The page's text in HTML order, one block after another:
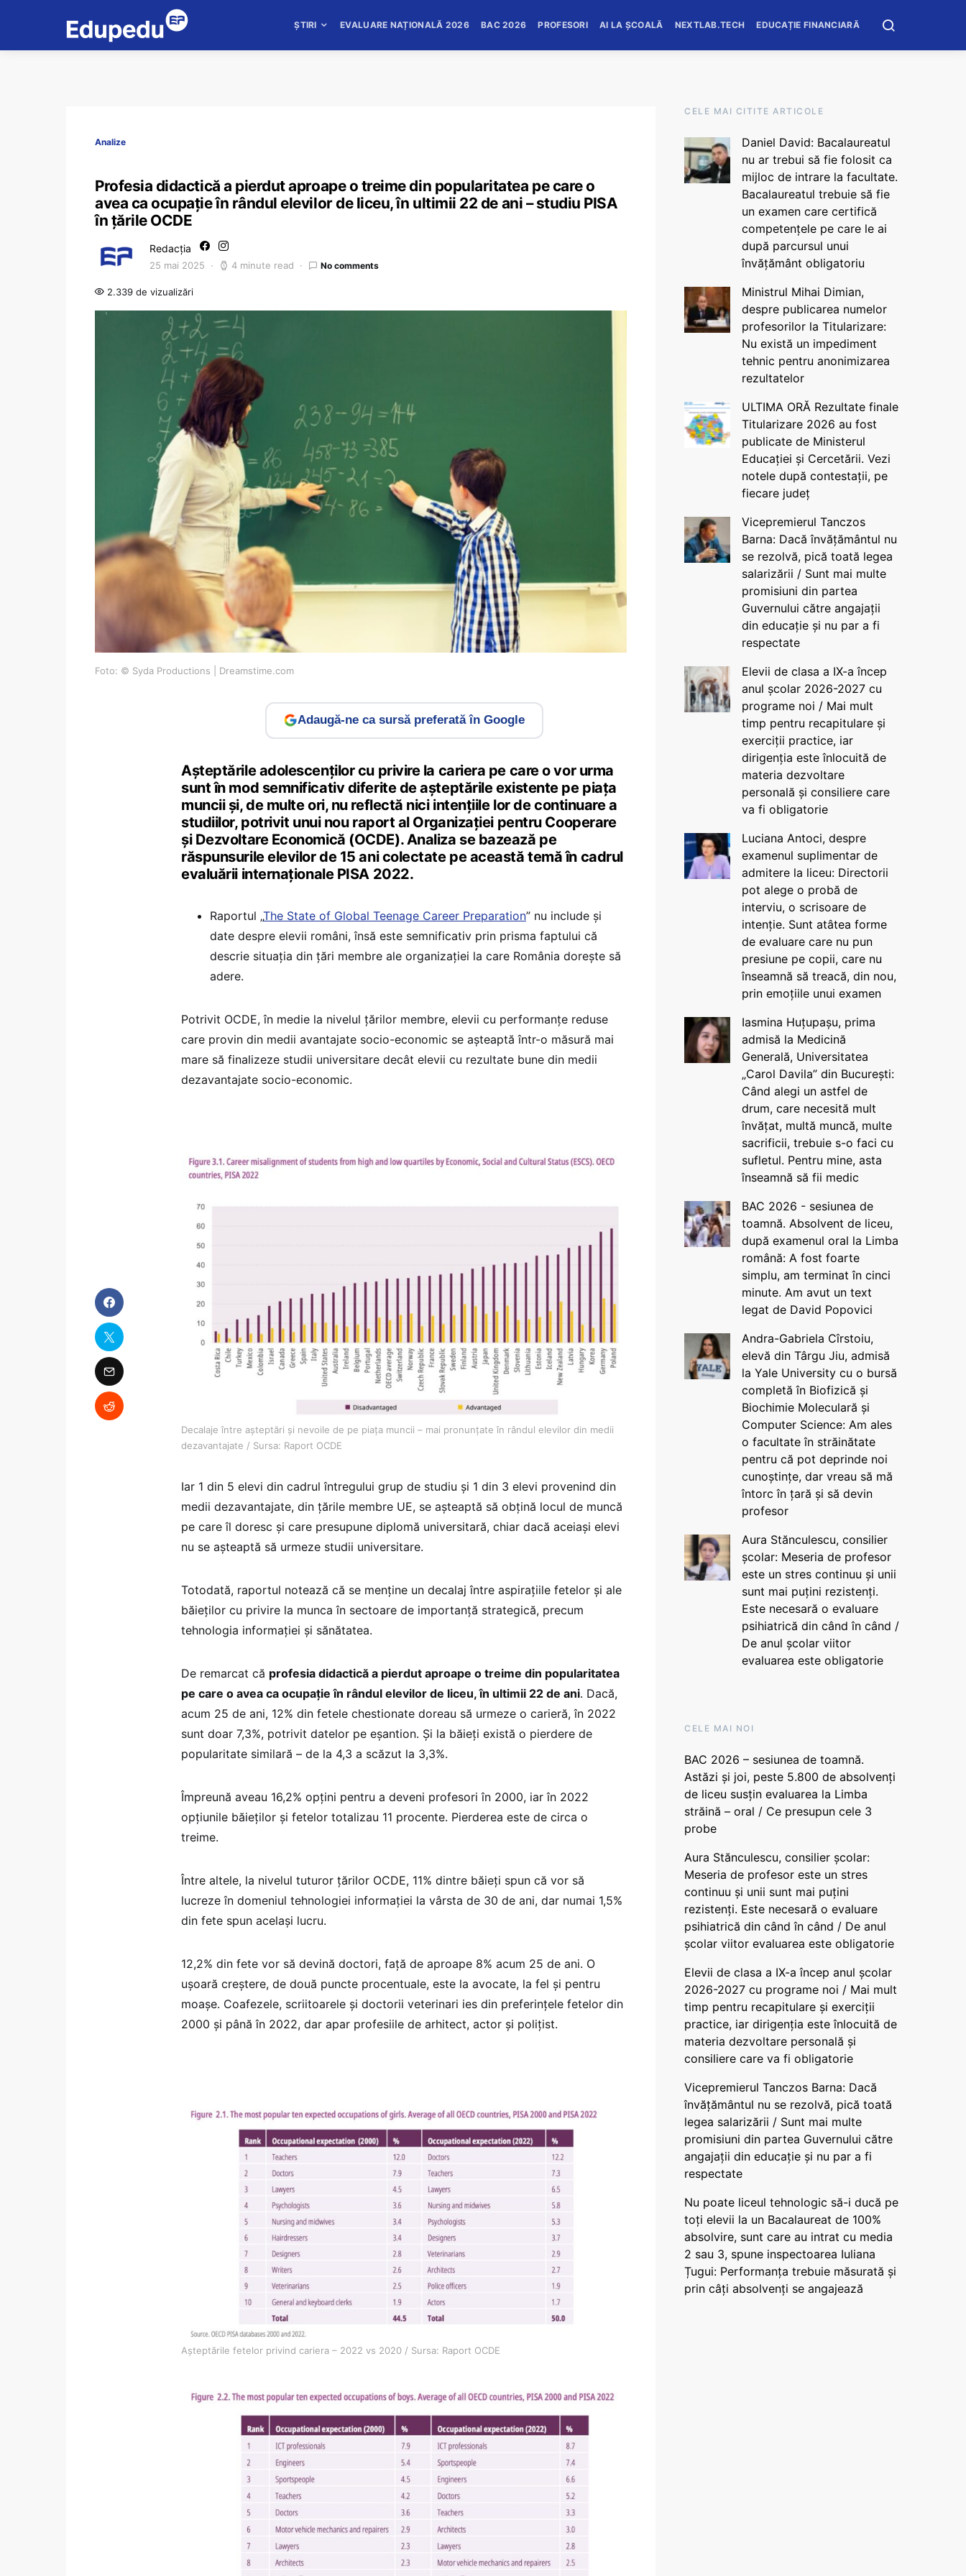
ȘTIRI EVALUARE NAȚIONALĂ 2026 BAC 2026 PROFESORI AI LA ȘCOALĂ NEXTLAB.TECH EDUCAȚIE FINANCIARĂ
Analize
Profesia didactică a pierdut aproape o treime din popularitatea pe care o
avea ca ocupație în rândul elevilor de liceu, în ultimii 22 de ani – studiu PISA
în țările OCDE
Redacția
25 mai 2025 4 minute read No comments
2.339 de vizualizări
Foto: © Syda Productions | Dreamstime.com
Adaugă-ne ca sursă preferată în Google
Așteptările adolescenților cu privire la cariera pe care o vor urma
sunt în mod semnificativ diferite de așteptările existente pe piața
muncii și, de multe ori, nu reflectă nici intențiile lor de continuare a
studiilor, potrivit unui nou raport al Organizației pentru Cooperare
și Dezvoltare Economică (OCDE). Analiza se bazează pe
răspunsurile elevilor de 15 ani colectate pe această temă în cadrul
evaluării internaționale PISA 2022.
Raportul „The State of Global Teenage Career Preparation” nu include și
date despre elevii români, însă este semnificativ prin prisma faptului că
descrie situația din țări membre ale organizației la care România dorește să
adere.
Potrivit OCDE, în medie la nivelul țărilor membre, elevii cu performanțe reduse
care provin din medii avantajate socio-economic se așteaptă într-o măsură mai
mare să finalizeze studii universitare decât elevii cu rezultate bune din medii
dezavantajate socio-economic.
Decalaje între așteptări și nevoile de pe piața muncii – mai pronunțate în rândul elevilor din medii
dezavantajate / Sursa: Raport OCDE
Iar 1 din 5 elevi din cadrul întregului grup de studiu și 1 din 3 elevi provenind din
medii dezavantajate, din țările membre UE, se așteaptă să obțină locul de muncă
pe care îl doresc și care presupune diplomă universitară, chiar dacă aceiași elevi
nu se așteaptă să urmeze studii universitare.
Totodată, raportul notează că se menține un decalaj între aspirațiile fetelor și ale
băieților cu privire la munca în sectoare de importanță strategică, precum
tehnologia informației și sănătatea.
De remarcat că profesia didactică a pierdut aproape o treime din popularitatea
pe care o avea ca ocupație în rândul elevilor de liceu, în ultimii 22 de ani. Dacă,
acum 25 de ani, 12% din fetele chestionate doreau să urmeze o carieră, în 2022
sunt doar 7,3%, potrivit datelor pe eșantion. Și la băieți există o pierdere de
popularitate similară – de la 4,3 a scăzut la 3,3%.
Împreună aveau 16,2% opțini pentru a deveni profesori în 2000, iar în 2022
opțiunile băieților și fetelor totalizau 11 procente. Pierderea este de circa o
treime.
Între altele, la nivelul tuturor țărilor OCDE, 11% dintre băieți spun că vor să
lucreze în domeniul tehnologiei informației la vârsta de 30 de ani, dar numai 1,5%
din fete spun același lucru.
12,2% din fete vor să devină doctori, față de aproape 8% acum 25 de ani. O
ușoară creștere, de două puncte procentuale, este la avocate, la fel și pentru
moașe. Coafezele, scriitoarele și doctorii veterinari ies din preferințele fetelor din
2000 și până în 2022, dar apar profesiile de arhitect, actor și polițist.
Așteptările fetelor privind cariera – 2022 vs 2020 / Sursa: Raport OCDE
CELE MAI CITITE ARTICOLE
Daniel David: Bacalaureatul
nu ar trebui să fie folosit ca
mijloc de intrare la facultate.
Bacalaureatul trebuie să fie
un examen care certifică
competențele pe care le ai
după parcursul unui
învățământ obligatoriu
Ministrul Mihai Dimian,
despre publicarea numelor
profesorilor la Titularizare:
Nu există un impediment
tehnic pentru anonimizarea
rezultatelor
ULTIMA ORĂ Rezultate finale
Titularizare 2026 au fost
publicate de Ministerul
Educației și Cercetării. Vezi
notele după contestații, pe
fiecare județ
Vicepremierul Tanczos
Barna: Dacă învățământul nu
se rezolvă, pică toată legea
salarizării / Sunt mai multe
promisiuni din partea
Guvernului către angajații
din educație și nu par a fi
respectate
Elevii de clasa a IX-a încep
anul școlar 2026-2027 cu
programe noi / Mai mult
timp pentru recapitulare și
exerciții practice, iar
dirigenția este înlocuită de
materia dezvoltare
personală și consiliere care
va fi obligatorie
Luciana Antoci, despre
examenul suplimentar de
admitere la liceu: Directorii
pot alege o probă de
interviu, o scrisoare de
intenție. Sunt atâtea forme
de evaluare care nu pun
presiune pe copii, care nu
înseamnă să treacă, din nou,
prin emoțiile unui examen
Iasmina Huțupașu, prima
admisă la Medicină
Generală, Universitatea
„Carol Davila” din București:
Când alegi un astfel de
drum, care necesită mult
învățat, multă muncă, multe
sacrificii, trebuie s-o faci cu
sufletul. Pentru mine, asta
înseamnă să fii medic
BAC 2026 - sesiunea de
toamnă. Absolvent de liceu,
după examenul oral la Limba
română: A fost foarte
simplu, am terminat în cinci
minute. Am avut un text
legat de David Popovici
Andra-Gabriela Cîrstoiu,
elevă din Târgu Jiu, admisă
la Yale University cu o bursă
completă în Biofizică și
Biochimie Moleculară și
Computer Science: Am ales
o facultate în străinătate
pentru că pot deprinde noi
cunoștințe, dar vreau să mă
întorc în țară și să devin
profesor
Aura Stănculescu, consilier
școlar: Meseria de profesor
este un stres continuu și unii
sunt mai puțini rezistenți.
Este necesară o evaluare
psihiatrică din când în când /
De anul școlar viitor
evaluarea este obligatorie
CELE MAI NOI
BAC 2026 – sesiunea de toamnă.
Astăzi și joi, peste 5.800 de absolvenți
de liceu susțin evaluarea la Limba
străină – oral / Ce presupun cele 3
probe
Aura Stănculescu, consilier școlar:
Meseria de profesor este un stres
continuu și unii sunt mai puțini
rezistenți. Este necesară o evaluare
psihiatrică din când în când / De anul
școlar viitor evaluarea este obligatorie
Elevii de clasa a IX-a încep anul școlar
2026-2027 cu programe noi / Mai mult
timp pentru recapitulare și exerciții
practice, iar dirigenția este înlocuită de
materia dezvoltare personală și
consiliere care va fi obligatorie
Vicepremierul Tanczos Barna: Dacă
învățământul nu se rezolvă, pică toată
legea salarizării / Sunt mai multe
promisiuni din partea Guvernului către
angajații din educație și nu par a fi
respectate
Nu poate liceul tehnologic să-i ducă pe
toți elevii la un Bacalaureat de 100%
absolvire, sunt care au intrat cu media
2 sau 3, spune inspectoarea Iuliana
Țugui: Performanța trebuie măsurată și
prin câți absolvenți se angajează